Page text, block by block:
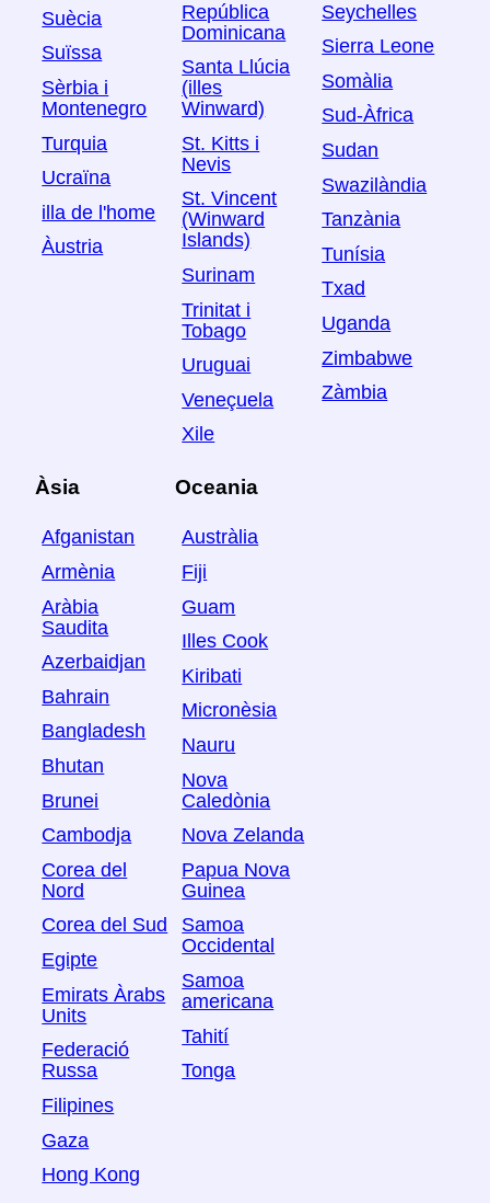
Suècia
Suïssa
Sèrbia i
Montenegro
Turquia
Ucraïna
illa de l'home
Àustria
República
Dominicana
Santa Llúcia
(illes
Winward)
St. Kitts i
Nevis
St. Vincent
(Winward
Islands)
Surinam
Trinitat i
Tobago
Uruguai
Veneçuela
Xile
Seychelles
Sierra Leone
Somàlia
Sud-Àfrica
Sudan
Swazilàndia
Tanzània
Tunísia
Txad
Uganda
Zimbabwe
Zàmbia
Àsia
Afganistan
Armènia
Aràbia
Saudita
Azerbaidjan
Bahrain
Bangladesh
Bhutan
Brunei
Cambodja
Corea del
Nord
Corea del Sud
Egipte
Emirats Àrabs
Units
Federació
Russa
Filipines
Gaza
Hong Kong
Oceania
Austràlia
Fiji
Guam
Illes Cook
Kiribati
Micronèsia
Nauru
Nova
Caledònia
Nova Zelanda
Papua Nova
Guinea
Samoa
Occidental
Samoa
americana
Tahití
Tonga